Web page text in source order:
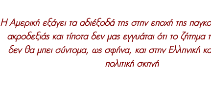
Η Αμερική εξάγει τα αδιέξοδά της στην εποχή της
ακροδεξιάς και τίποτα δεν μας εγγυάται ότι το ζήτημα
δεν θα μπει σύντομα, ως σφήνα, και στην Ελληνική
πολιτική σκηνή